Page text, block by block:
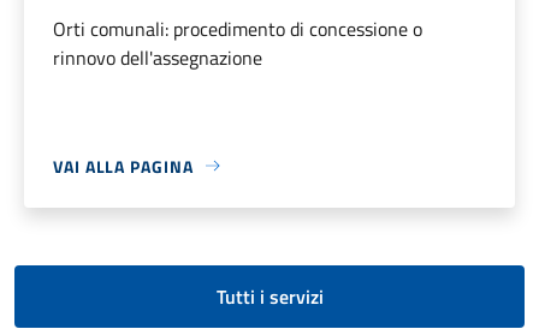
Orti comunali: procedimento di concessione o
rinnovo dell'assegnazione
VAI ALLA PAGINA
Tutti i servizi